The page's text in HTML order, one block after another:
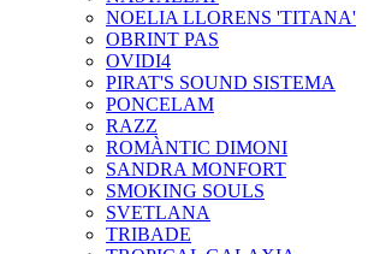
NOELIA LLORENS 'TITANA'
OBRINT PAS
OVIDI4
PIRAT'S SOUND SISTEMA
PONCELAM
RAZZ
ROMÀNTIC DIMONI
SANDRA MONFORT
SMOKING SOULS
SVETLANA
TRIBADE